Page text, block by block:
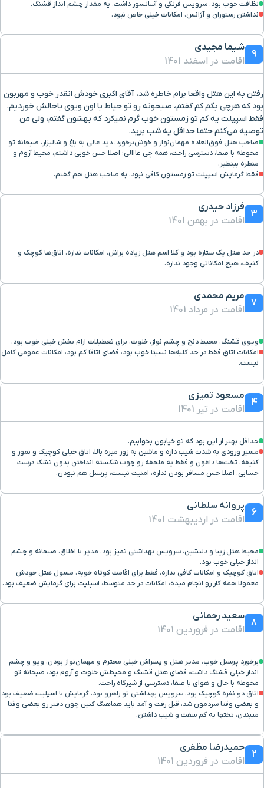
نظافت خوب بود، سرویس فرنگی و آسانسور داشت، یه مقدار چشم انداز قشنگ.
نداشتن رستوران و آژانس، امکانات خیلی خاص نبود.
9
شیما مجیدی
اقامت در اسفند 1401
رفتن به این هتل واقعا برام خاطره شد، آقای اکبری خودش انقدر خوب و مهربون
بود که هرچی بگم کم گفتم، صبحونه رو تو حیاط با اون ویوی باحالش خوردیم.
فقط اسپیلت یه کم تو زمستون خوب گرم نمیکرد که بهشون گفتم، ولی من
توصیه می‌کنم حتما حداقل یه شب برید.
صاحب هتل فوق‌العاده مهمان‌نواز و خوش‌برخورد، دید عالی به باغ و شالیزار، صبحانه تو
محوطه با صفا، دسترسی راحت، همه چی عااالی؛ اصلا حس خوبی داشتم، محیط آروم و
منظره بینظیر.
فقط گرمایش اسپیلت تو زمستون کافی نبود، به صاحب هتل هم گفتم.
3
فرزاد حیدری
اقامت در بهمن 1401
در حد هتل یک ستاره بود و کلا اسم هتل زیاده براش، امکانات نداره، اتاق‌ها کوچک و
کثیف، هیچ امکاناتی وجود نداره.
7
مریم محمدی
اقامت در مرداد 1401
ویوی قشنگ، محیط دنج و چشم نواز، خلوت، برای تعطیلات ارام بخش خیلی خوب بود.
امکانات اتاق فقط در حد کلبه‌ها نسبتا خوب بود، فضای اتاقا کم بود، امکانات عمومی کامل
نیست.
4
مسعود تمیزی
اقامت در تیر 1401
حداقل بهتر از این بود که تو خیابون بخوابیم.
مسیر ورودی به شدت شیب داره و ماشین به زور میره بالا، اتاق خیلی کوچیک و نمور و
کثیفه، تخت‌ها داغون و فقط یه ملحفه رو چوب شکسته انداختن بدون تشک درست
حسابی، اصلا حس مسافر بودن نداره، امنیت نیست، پرسنل هم نبودن.
6
پروانه سلطانی
اقامت در اردیبهشت 1401
محیط هتل زیبا و دلنشین، سرویس بهداشتی تمیز بود، مدیر با اخلاق، صبحانه و چشم
انداز خیلی خوب بود.
اتاق کوچیک و امکانات کافی نداره، فقط برای اقامت کوتاه خوبه، مسول هتل خودش
معمولا همه کار رو انجام میده، امکانات در حد متوسط، اسپلیت برای گرمایش ضعیف بود.
8
سعید رحمانی
اقامت در فروردین 1401
برخورد پرسنل خوب، مدیر هتل و پسراش خیلی محترم و مهمان‌نواز بودن، ویو و چشم
انداز خیلی قشنگ داشت، فضای هتل قشنگ و محیطش خلوت و آروم بود، صبحانه تو
محوطه با حال و هوای با صفا، دسترسی از شیرگاه راحت.
اتاق دو نفره کوچیک بود، سرویس بهداشتی تو راهرو بود، گرمایش با اسپلیت ضعیف بود
و بعضی وقتا سردمون شد، قبل رفت و آمد باید هماهنگ کنین چون دفتر رو بعضی وقتا
میبندن، تختها یه کم سفت و شیب داشتن.
2
حمیدرضا مظفری
اقامت در فروردین 1401